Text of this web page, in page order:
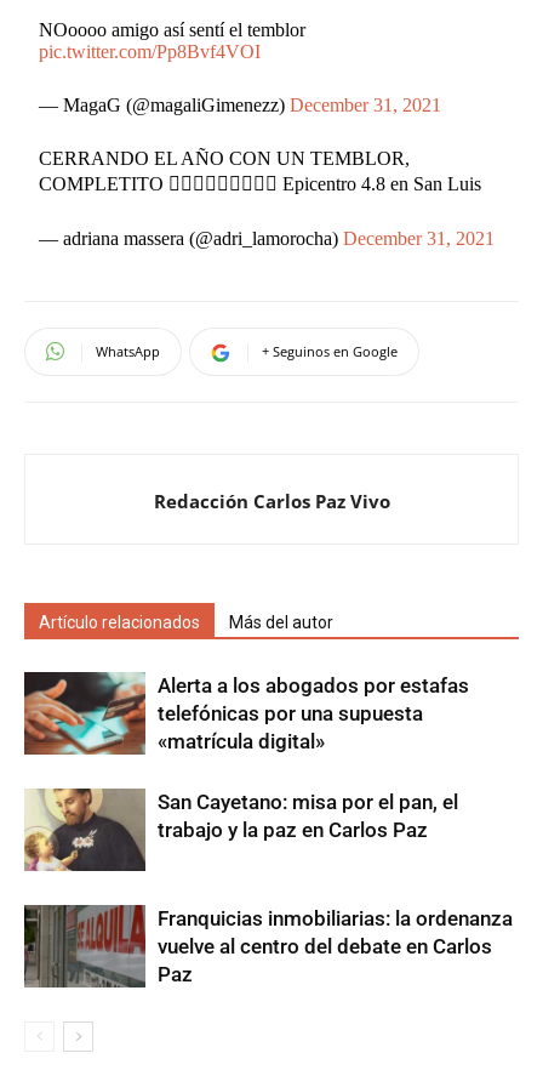
NOoooo amigo así sentí el temblor
pic.twitter.com/Pp8Bvf4VOI
— MagaG (@magaliGimenezz)December 31, 2021
CERRANDO EL AÑO CON UN TEMBLOR,
COMPLETITO 🤦🏻‍♀️🤦🏻‍♀️🤦🏻‍♀️ Epicentro 4.8 en San Luis
— adriana massera (@adri_lamorocha)December 31, 2021
WhatsApp + Seguinos en Google
Redacción Carlos Paz Vivo
Artículo relacionados Más del autor
Alerta a los abogados por estafas
telefónicas por una supuesta
«matrícula digital»
San Cayetano: misa por el pan, el
trabajo y la paz en Carlos Paz
Franquicias inmobiliarias: la ordenanza
vuelve al centro del debate en Carlos
Paz